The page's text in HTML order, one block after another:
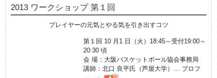
2013 ワークショップ 第１回
プレイヤーの元気とやる気を引き出すコツ
第１回 10 月1 日（火）18:45～受付19:00～
20:30 頃
会 場：大阪バスケットボール協会事務局
講師：北口 良平氏（芦屋大学）… プロフ